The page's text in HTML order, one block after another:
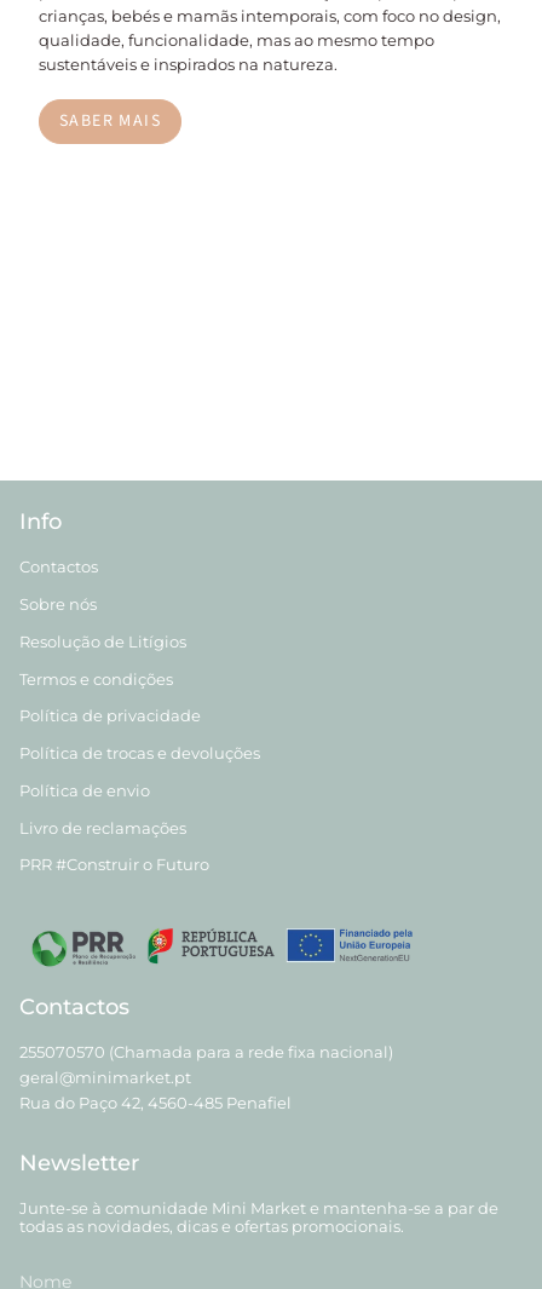
crianças, bebés e mamãs intemporais, com foco no design,
qualidade, funcionalidade, mas ao mesmo tempo
sustentáveis e inspirados na natureza.
SABER MAIS
Info
Contactos
Sobre nós
Resolução de Litígios
Termos e condições
Política de privacidade
Política de trocas e devoluções
Política de envio
Livro de reclamações
PRR #Construir o Futuro
Contactos
255070570 (Chamada para a rede fixa nacional)
geral@minimarket.pt
Rua do Paço 42, 4560-485 Penafiel
Newsletter
Junte-se à comunidade Mini Market e mantenha-se a par de
todas as novidades, dicas e ofertas promocionais.